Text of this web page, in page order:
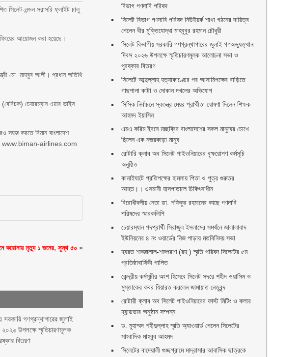
সিলেট-লন্ডন সরাসরি ফ্লাইট চালু
আয়োজন করা হয়েছে।
মো. মাহবুব আলী। প্রধান অতিথি
(বেবিচক) চেয়ারম্যান এয়ার ভাইস
সহজ করতে বিমান বাংলাদেশ
www.biman-airlines.com
করোনায় মৃত্যু ১ জনের, সুস্থ ৫০ »
সরকারি গণগ্রন্থাগারের জুলাই
উপলক্ষে স্মৃতিচারণমূলক
বিতরণ
বিভাগ গণদাবি পরিষদ
সিলেট বিভাগ গণদাবি পরিষদ নিউইয়র্ক শাখা গঠনের দায়িত্ব
পেলেন বীর মুক্তিযোদ্ধা মাহবুবুর রহমান চৌধুরী ‎ ‎
সিলেট বিভাগীয় সরকারি গণগ্রন্থাগারের জুলাই গণঅভ্যুত্থান
দিবস ২০২৬ উপলক্ষে স্মৃতিচারণমূলক আলোচনা সভা ও
পুরষ্কার বিতরণ ‎ ‎
সিলেটে আব্দুল্লাহ হত্যাকাণ্ডের পর আসামিপক্ষের বাড়িতে
গাছপালা কাটা ও দোকান দখলের অভিযোগ
সিসিক নির্বাচনে স্বতন্ত্র মেয়র প্রার্থীতা ঘোষণা দিলেন শিক্ষক
আহমদ ইয়াসিন
এমএ করিম ইবনে মচ্ছব্বির বাংলাদেশের সকল মানুষের চোখে
ছিলেন এক নজরকাড়া মানুষ ‎
রোটারি ক্লাব অব সিলেট পাইওনিয়ারের বৃক্ষরোপণ কর্মসূচি
অনুষ্ঠিত
কানাইঘাটে প্রতিপক্ষের হামলায় পিতা ও পুত্র গুরুতর
আহত।। ওসমানী হাসপাতালে চিকিৎসাধীন
বিরোধীদলীয় নেতা ডা. শফিকুর রহমানের কাছে গণদাবি
পরিষদের স্মারকলিপি ‎
চেয়ারম্যান পদপ্রার্থী সিরাজুল ইসলামের সমর্থনে জালালাবাদ
ইউনিয়নের ৪ নং ওয়ার্ডের নিজ পাড়ায় মতবিনিময় সভা
হযরত শাহ্জালাল-শাহ্পরাণ (রহ.) স্মৃতি পরিষদ সিলেটের ৫ম
প্রতিষ্ঠাবার্ষিকী পালিত ‎​
কেন্দ্রীয় কর্মসূচীর অংশ হিসেবে সিলেট সদরে শহীদ ওয়াসিম ও
মুস্তাকের কবর যিয়ারত করলেন জামায়াত নেতৃবৃন্দ ‎
রোটারী ক্লাব অব সিলেট পাইওনিয়ারের ফাস্ট মিটিং ও কলার
হ্যান্ডভার অনুষ্ঠান সম্পন্ন
ড. মুহাম্মদ শহীদুল্লাহ স্মৃতি অ্যাওয়ার্ড পেলেন সিলেটের
সাংবাদিক মাহবুব আহমদ
সিলেটের বাদেয়ালী গুচ্ছগ্রামে মাদ্রাসার আবাসিক ছাত্রকে